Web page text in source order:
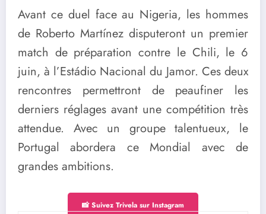
Avant ce duel face au Nigeria, les hommes
de Roberto Martínez disputeront un premier
match de préparation contre le Chili, le 6
juin, à l’Estádio Nacional du Jamor. Ces deux
rencontres permettront de peaufiner les
derniers réglages avant une compétition très
attendue. Avec un groupe talentueux, le
Portugal abordera ce Mondial avec de
grandes ambitions.
📸 Suivez Trivela sur Instagram